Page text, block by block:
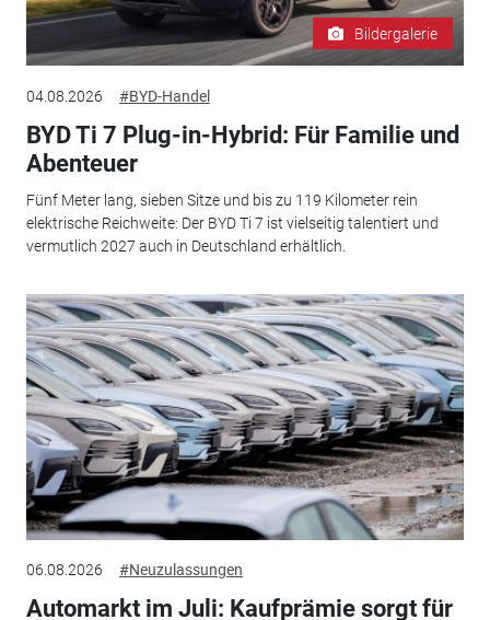
Bildergalerie
04.08.2026 #BYD-Handel
BYD Ti 7 Plug-in-Hybrid: Für Familie und
Abenteuer
Fünf Meter lang, sieben Sitze und bis zu 119 Kilometer rein
elektrische Reichweite: Der BYD Ti 7 ist vielseitig talentiert und
vermutlich 2027 auch in Deutschland erhältlich.
06.08.2026 #Neuzulassungen
Automarkt im Juli: Kaufprämie sorgt für